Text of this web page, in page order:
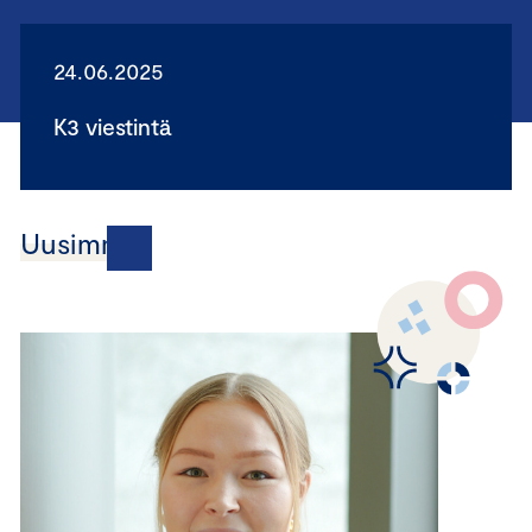
24.06.2025
K3 viestintä
Uusimmat